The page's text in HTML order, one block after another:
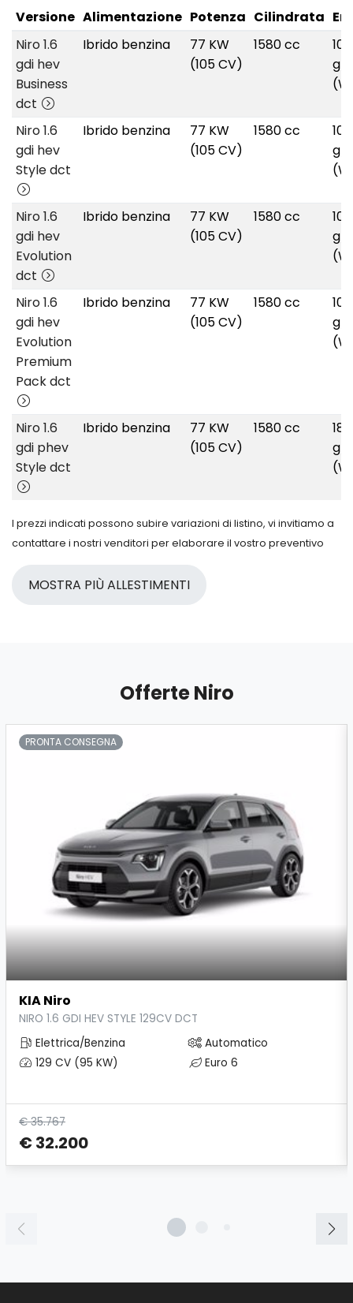
Versione Alimentazione Potenza Cilindrata
Niro 1.6
gdi hev
Business
dct
Ibrido benzina
77 KW
(105 CV)
1580 cc
g/
Niro 1.6
gdi hev
Style dct
Ibrido benzina
77 KW
(105 CV)
1580 cc
g/
Niro 1.6
gdi hev
Evolution
dct
Ibrido benzina
77 KW
(105 CV)
1580 cc
g/
Niro 1.6
gdi hev
Evolution
Premium
Pack dct
Ibrido benzina
77 KW
(105 CV)
1580 cc
g/
Niro 1.6
gdi phev
Style dct
Ibrido benzina
77 KW
(105 CV)
1580 cc
g/
I prezzi indicati possono subire variazioni di listino, vi invitiamo a
contattare i nostri venditori per elaborare il vostro preventivo
MOSTRA PIÙ ALLESTIMENTI
Offerte Niro
PRONTA CONSEGNA
KIA Niro
NIRO 1.6 GDI HEV STYLE 129CV DCT
Elettrica/Benzina
Automatico
129 CV (95 KW)
Euro 6
€ 35.767
€ 32.200